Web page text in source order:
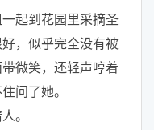
起到花园里采摘圣
，似乎完全没有被
微笑，还轻声哼着
问了她。
。